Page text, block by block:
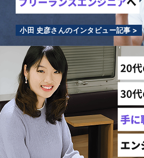
小田 史彦さんのインタビュー記事 >